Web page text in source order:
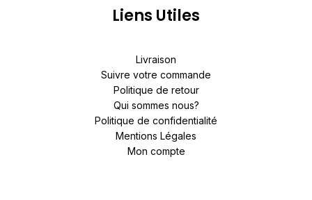
Liens Utiles
Livraison
Suivre votre commande
Politique de retour
Qui sommes nous?
Politique de confidentialité
Mentions Légales
Mon compte